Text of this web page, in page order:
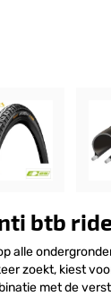
btb
alle
zoekt, kiest
met de